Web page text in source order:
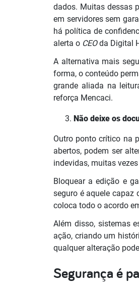
dados. Muitas dessas
em servidores sem
há política de
alerta o CEOda Digital
A alternativa mais
forma, o conteúdo
grande aliada na
reforça Mencaci.
Não deixe os
Outro ponto crítico na
abertos, podem ser
indevidas, muitas
Bloquear a edição e
seguro é aquele capaz
coloca todo o acordo
Além disso, sistemas
ação, criando um
qualquer alteração
Segurança é